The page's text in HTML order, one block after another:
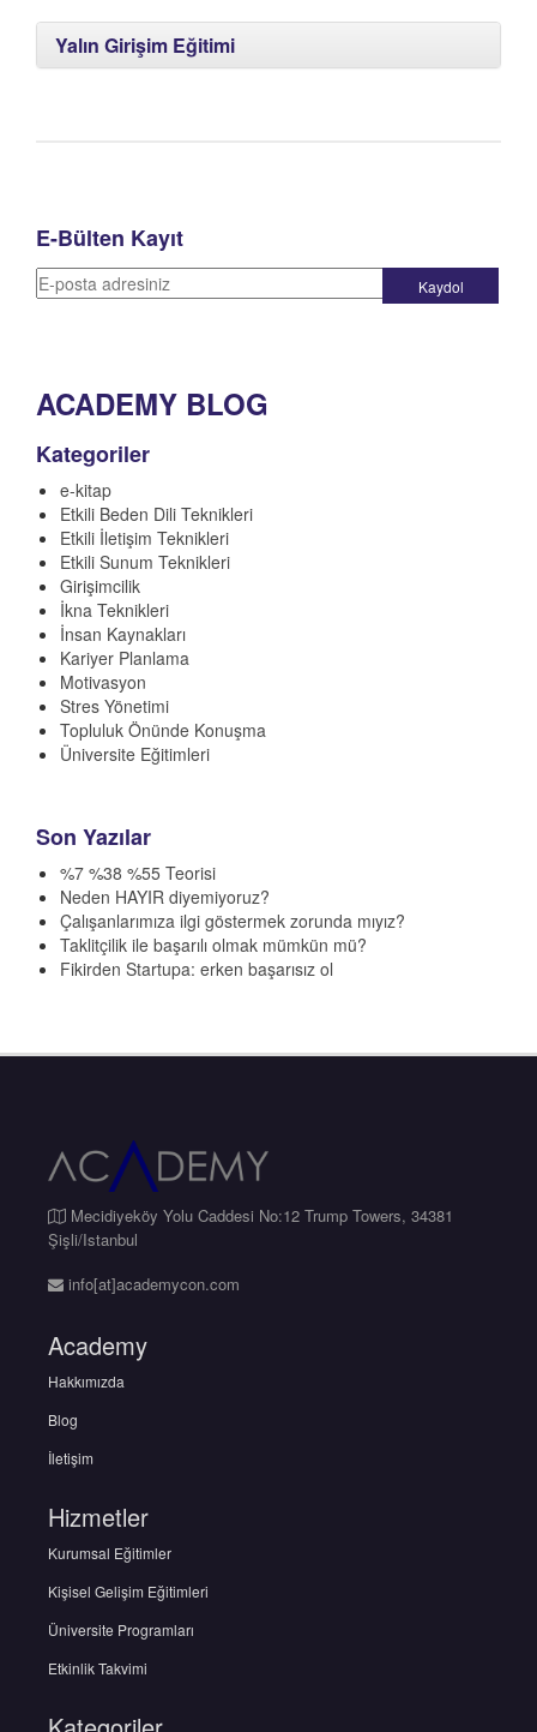
Yalın Girişim Eğitimi
E-Bülten Kayıt
ACADEMY BLOG
Kategoriler
e-kitap
Etkili Beden Dili Teknikleri
Etkili İletişim Teknikleri
Etkili Sunum Teknikleri
Girişimcilik
İkna Teknikleri
İnsan Kaynakları
Kariyer Planlama
Motivasyon
Stres Yönetimi
Topluluk Önünde Konuşma
Üniversite Eğitimleri
Son Yazılar
%7 %38 %55 Teorisi
Neden HAYIR diyemiyoruz?
Çalışanlarımıza ilgi göstermek zorunda mıyız?
Taklitçilik ile başarılı olmak mümkün mü?
Fikirden Startupa: erken başarısız ol
Mecidiyeköy Yolu Caddesi No:12 Trump Towers, 34381
Şişli/Istanbul
info[at]academycon.com
Academy
Hakkımızda
Blog
İletişim
Hizmetler
Kurumsal Eğitimler
Kişisel Gelişim Eğitimleri
Üniversite Programları
Etkinlik Takvimi